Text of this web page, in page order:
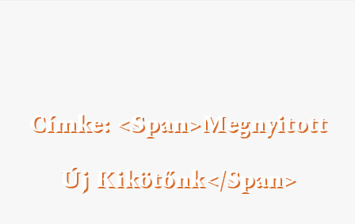
Címke: <span>Megnyitott
Új Kikötőnk</span>